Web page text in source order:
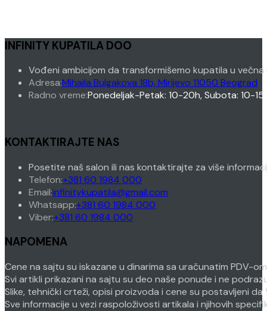
INFINITY KUPATILA DOO
Vođeni ambicijom da transformišemo kupatila u večna
Adresa:Mihaila Bulgakova 18b, Mirijevo 11050 Beograd
Radno vreme:Ponedeljak-Petak: 10-20h, Subota: 10-
KONTAKTIRAJTE NAS
Posetite naš salon ili nas kontaktirajte za više
Telefon:+381 60 1984 000
in
your
Email:infinitykupatila@gmail.com
Whatsapp:+381 60 1984 000
Viber:+381 60 1984 000
NAPOMENA
Cene na sajtu su iskazane u dinarima sa uračunatim PDV-
Svi artikli prikazani na sajtu su deo naše ponude i ne
Slike, tehnički crteži, opisi proizvoda i cene su postavljeni
Sve informacije u vezi raspoloživosti artikala i njihovih